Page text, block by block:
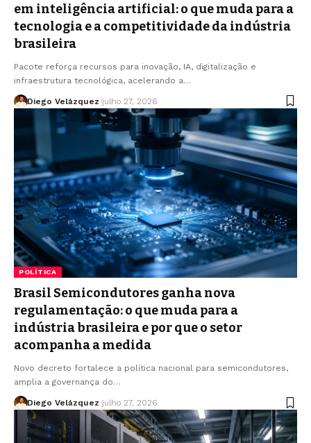
em inteligência artificial: o que muda para a
tecnologia e a competitividade da indústria
brasileira
Pacote reforça recursos para inovação, IA, digitalização e
infraestrutura tecnológica, acelerando a…
Diego Velázquez julho 27, 2026
POLÍTICA
Brasil Semicondutores ganha nova
regulamentação: o que muda para a
indústria brasileira e por que o setor
acompanha a medida
Novo decreto fortalece a política nacional para semicondutores,
amplia a governança do…
Diego Velázquez julho 27, 2026